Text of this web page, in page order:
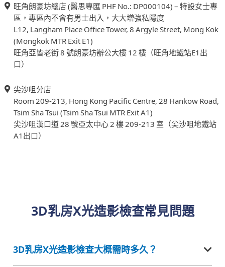
旺角朗豪坊總店 (醫思專匯 PHF No.: DP000104) – 特設女士專
區，專區內不會有男士出入，大大增強私隱度
L12, Langham Place Office Tower, 8 Argyle Street, Mong Kok
(Mongkok MTR Exit E1)
旺角亞皆老街 8 號朗豪坊辦公大樓 12 樓（旺角地鐵站E1出
口）
尖沙咀分店
Room 209-213, Hong Kong Pacific Centre, 28 Hankow Road,
Tsim Sha Tsui (Tsim Sha Tsui MTR Exit A1)
尖沙咀漢口道 28 號亞太中心 2 樓 209-213 室（尖沙咀地鐵站
A1出口）
3D乳房X光造影檢查常見問題
3D乳房X光造影檢查大概需時多久？